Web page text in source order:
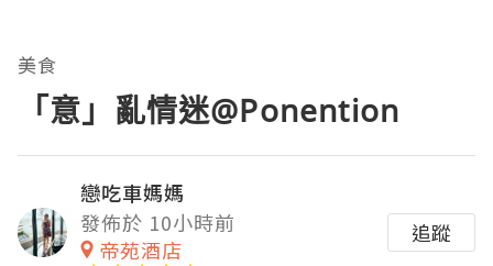
美食
「意」亂情迷@Ponention
戀吃車媽媽
發佈於 10小時前
帝苑酒店
追蹤